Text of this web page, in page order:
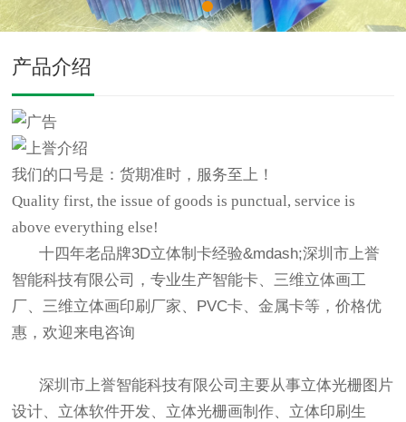
产品介绍
我们的口号是：货期准时，服务至上！
Quality first, the issue of goods is punctual, service is
above everything else!
十四年老品牌3D立体制卡经验&mdash;深圳市上誉
智能科技有限公司，专业生产智能卡、三维立体画工
厂、三维立体画印刷厂家、PVC卡、金属卡等，价格优
惠，欢迎来电咨询
深圳市上誉智能科技有限公司主要从事立体光栅图片
设计、立体软件开发、立体光栅画制作、立体印刷生